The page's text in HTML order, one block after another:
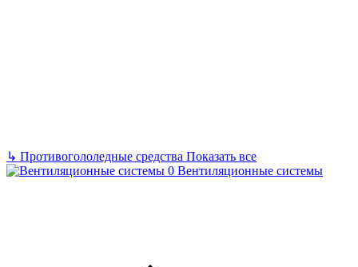
↳ Противогололедные средства Показать все
Вентиляционные системы